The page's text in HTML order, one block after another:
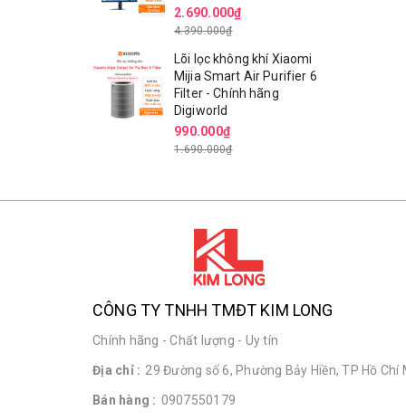
2.690.000₫
4.390.000₫
Lõi lọc không khí Xiaomi
Mijia Smart Air Purifier 6
Filter - Chính hãng
Digiworld
990.000₫
1.690.000₫
CÔNG TY TNHH TMĐT KIM LONG
Chính hãng - Chất lượng - Uy tín
Địa chỉ : 29 Đường số 6, Phường Bảy Hiền, TP Hồ Chí
Bán hàng : 0907550179